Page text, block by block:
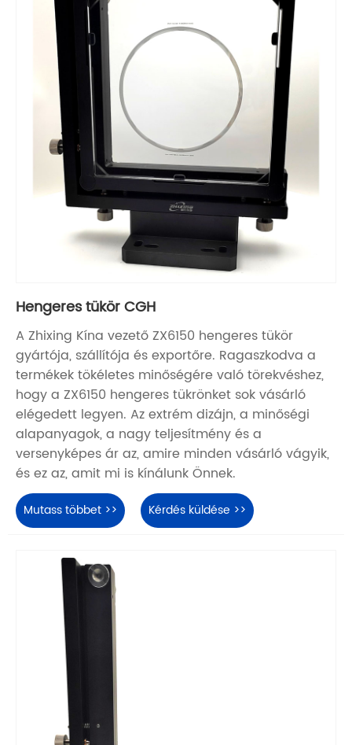
Hengeres tükör CGH
A Zhixing Kína vezető ZX6150 hengeres tükör
gyártója, szállítója és exportőre. Ragaszkodva a
termékek tökéletes minőségére való törekvéshez,
hogy a ZX6150 hengeres tükrönket sok vásárló
elégedett legyen. Az extrém dizájn, a minőségi
alapanyagok, a nagy teljesítmény és a
versenyképes ár az, amire minden vásárló vágyik,
és ez az, amit mi is kínálunk Önnek.
Mutass többet >> Kérdés küldése >>